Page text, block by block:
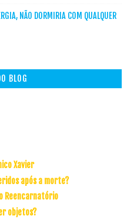
NÃO DORMIRIA COM QUALQUER
BLOG
Xavier
após a morte?
Reencarnatório
objetos?